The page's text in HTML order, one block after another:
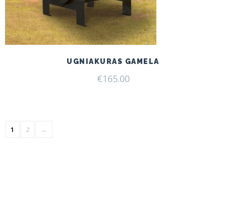
UGNIAKURAS GAMELA
€165.00
1 2 →